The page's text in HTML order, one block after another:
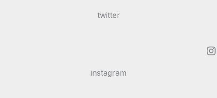
twitter
Instagram
instagram